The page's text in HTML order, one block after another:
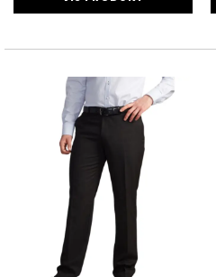
flere
varianter.
Mulighederne
vælges
på
varesiden